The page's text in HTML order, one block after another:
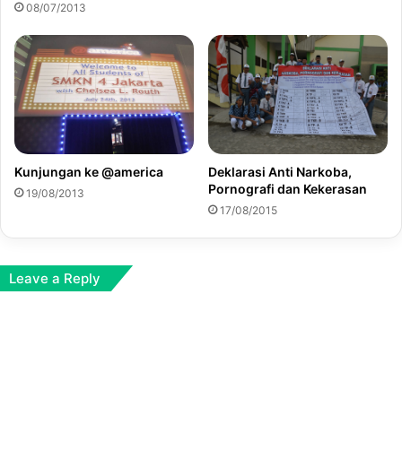
08/07/2013
Kunjungan ke @america
19/08/2013
Deklarasi Anti Narkoba,
Pornografi dan Kekerasan
17/08/2015
Leave a Reply